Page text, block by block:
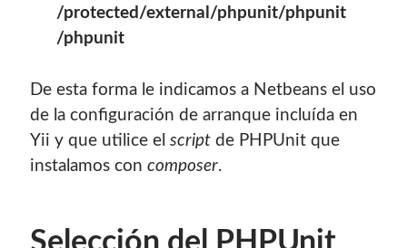
/protected/external/phpunit/phpunit
/phpunit
De esta forma le indicamos a Netbeans el uso
de la configuración de arranque incluída en
Yii y que utilice elscript de PHPUnit que
instalamos concomposer.